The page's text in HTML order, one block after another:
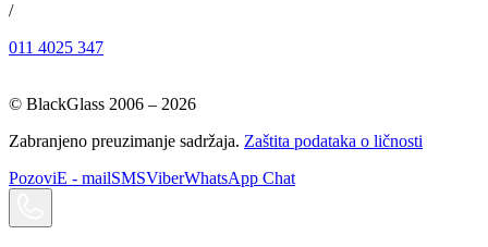
/
011 4025 347
© BlackGlass 2006 – 2026
Zabranjeno preuzimanje sadržaja. Zaštita podataka o ličnosti
PozoviE - mailSMSViberWhatsApp Chat